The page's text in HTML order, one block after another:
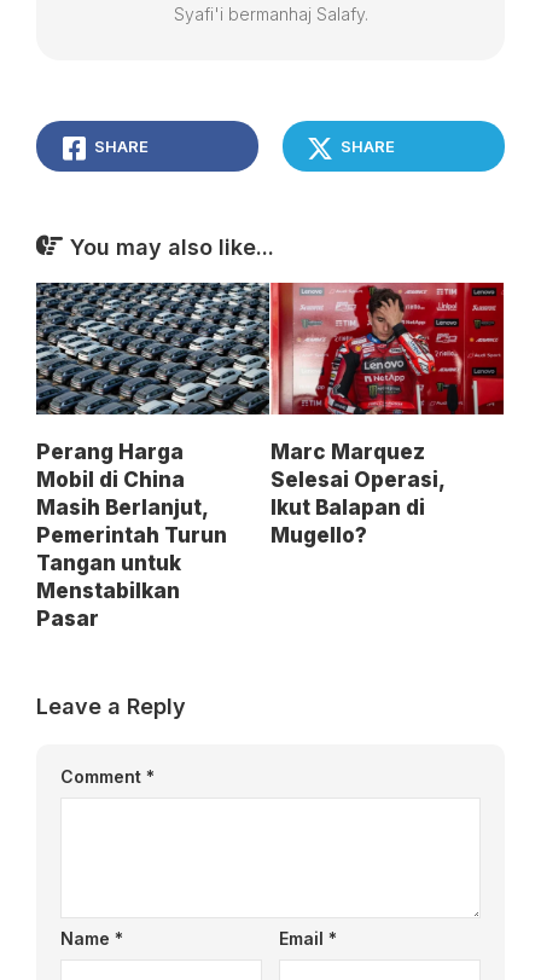
Syafi'i bermanhaj Salafy.
SHARE SHARE
You may also like...
Perang Harga
Mobil di China
Masih Berlanjut,
Pemerintah Turun
Tangan untuk
Menstabilkan
Pasar
Marc Marquez
Selesai Operasi,
Ikut Balapan di
Mugello?
Leave a Reply
Comment *
Name * Email *